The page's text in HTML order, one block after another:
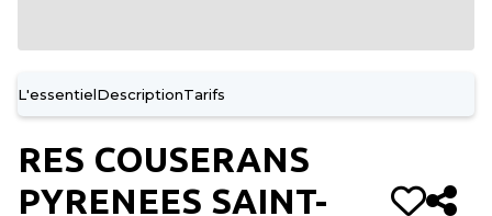
L'essentielDescriptionTarifs
RES COUSERANS
PYRENEES SAINT-